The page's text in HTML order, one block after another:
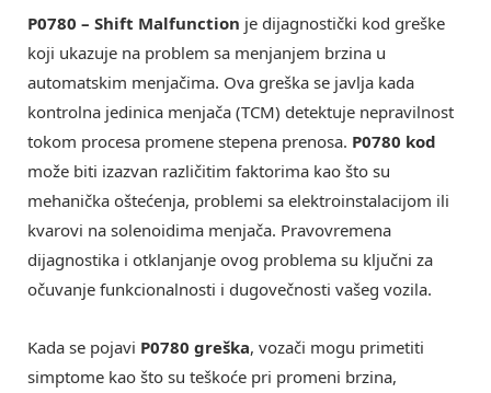
P0780 – Shift Malfunction je dijagnostički kod greške
koji ukazuje na problem sa menjanjem brzina u
automatskim menjačima. Ova greška se javlja kada
kontrolna jedinica menjača (TCM) detektuje nepravilnost
tokom procesa promene stepena prenosa. P0780 kod
može biti izazvan različitim faktorima kao što su
mehanička oštećenja, problemi sa elektroinstalacijom ili
kvarovi na solenoidima menjača. Pravovremena
dijagnostika i otklanjanje ovog problema su ključni za
očuvanje funkcionalnosti i dugovečnosti vašeg vozila.
Kada se pojavi P0780 greška, vozači mogu primetiti
simptome kao što su teškoće pri promeni brzina,